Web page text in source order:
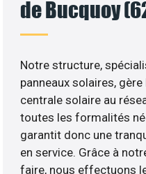
de Bucquoy
Notre structure,
panneaux solaires,
centrale solaire au
toutes les formalités
garantit donc une
en service. Grâce à
faire, nous effectuons